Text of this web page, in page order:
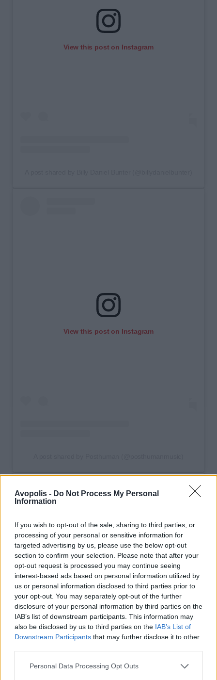
Avopolis - Do Not Process My Personal
Information
If you wish to opt-out of the sale, sharing to third parties, or
processing of your personal or sensitive information for
targeted advertising by us, please use the below opt-out
section to confirm your selection. Please note that after your
opt-out request is processed you may continue seeing
interest-based ads based on personal information utilized by
us or personal information disclosed to third parties prior to
your opt-out. You may separately opt-out of the further
disclosure of your personal information by third parties on the
IAB’s list of downstream participants. This information may
also be disclosed by us to third parties on the IAB’s List of
Downstream Participants that may further disclose it to other
Personal Data Processing Opt Outs
View this post on Instagram
View this post on Instagram
View this post on Instagram